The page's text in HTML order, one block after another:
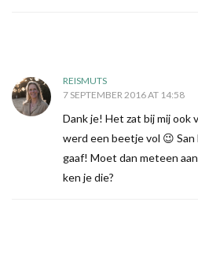
REISMUTS
7 SEPTEMBER 2016 AT 14:58
Dank je! Het zat bij mij ook
werd een beetje vol 😉
gaaf! Moet dan meteen
ken je die?